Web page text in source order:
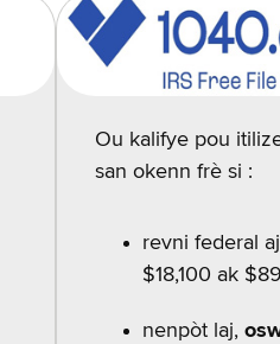
Ou kalifye pou
san okenn frè si :
revni federal
$18,100 ak
nenpòt laj,